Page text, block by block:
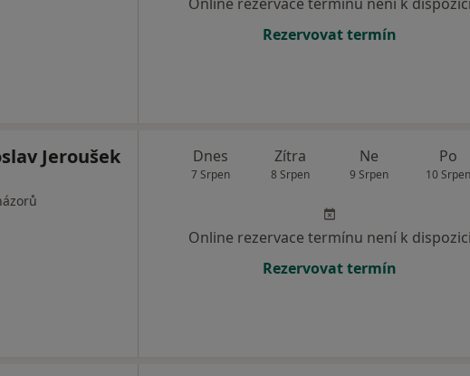
Rezervovat termín
Jeroušek Dnes
7 Srpen
Zítra
8 Srpen
Ne
9 Srpen
Po
10 Srpen
Online rezervace termínu není k dispozici
Rezervovat termín